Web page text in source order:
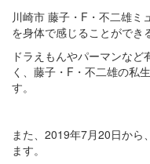
川崎市 藤子・F・不二雄ミ
を身体で感じることができ
ドラえもんやパーマンな
く、藤子・F・不二雄の私
す。
また、2019年7月20日から
ます。